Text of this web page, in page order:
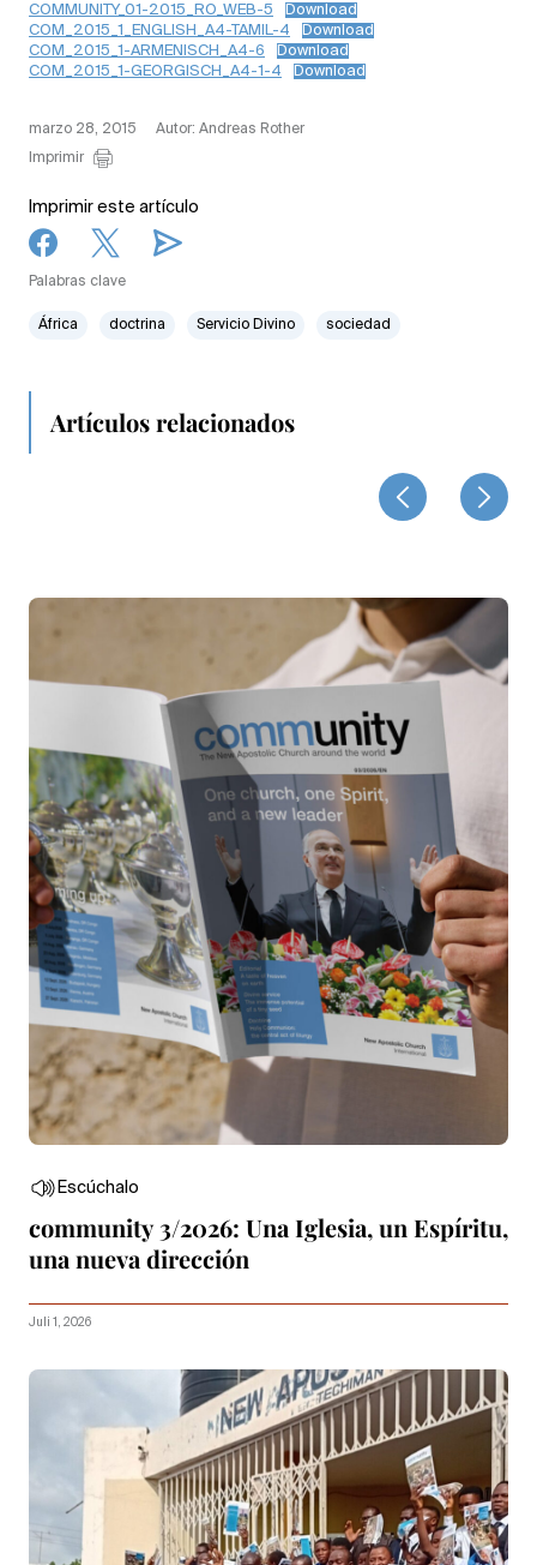
COMMUNITY_01-2015_RO_WEB-5
Download
COM_2015_1_ENGLISH_A4-TAMIL-4
Download
COM_2015_1-ARMENISCH_A4-6
Download
COM_2015_1-GEORGISCH_A4-1-4
Download
marzo 28, 2015
Autor: Andreas Rother
Imprimir
Imprimir este artículo
Palabras clave
África doctrina Servicio Divino sociedad
Artículos relacionados
Escúchalo
community 3/2026: Una Iglesia, un Espíritu,
una nueva dirección
Juli 1, 2026